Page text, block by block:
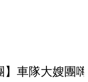
】車隊大嫂團嗨